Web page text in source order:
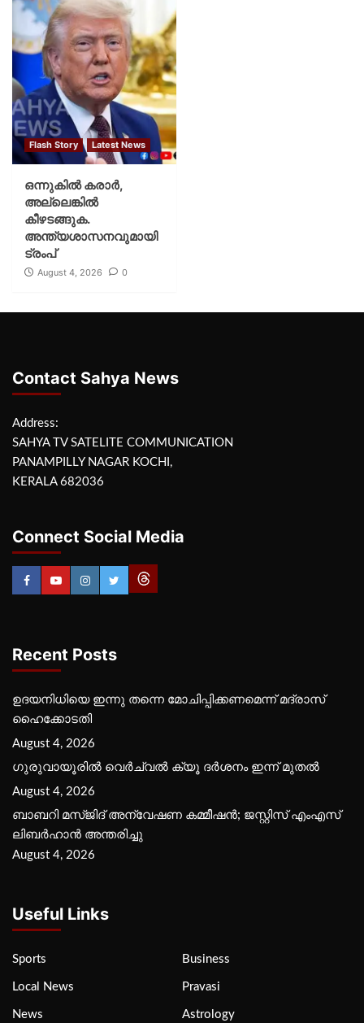
Flash Story Latest News
ഒന്നുകില്‍ കരാര്‍,
അല്ലെങ്കില്‍
കീഴടങ്ങുക.
അന്ത്യശാസനവുമായി
ട്രംപ്
August 4, 2026 0
Contact Sahya News
Address:
SAHYA TV SATELITE COMMUNICATION
PANAMPILLY NAGAR KOCHI,
KERALA 682036
Connect Social Media
Recent Posts
ഉദയനിധിയെ ഇന്നു തന്നെ മോചിപ്പിക്കണമെന്ന് മദ്രാസ്
ഹൈക്കോടതി
August 4, 2026
ഗുരുവായൂരില്‍ വെര്‍ച്വല്‍ ക്യൂ ദര്‍ശനം ഇന്ന് മുതല്‍
August 4, 2026
ബാബറി മസ്ജിദ് അന്വേഷണ കമ്മീഷന്‍; ജസ്റ്റിസ് എംഎസ്
ലിബര്‍ഹാന്‍ അന്തരിച്ചു
August 4, 2026
Useful Links
Sports Business
Local News Pravasi
News Astrology